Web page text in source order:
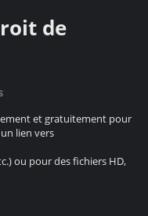
de
et gratuitement pour
lien vers
ou pour des fichiers HD,